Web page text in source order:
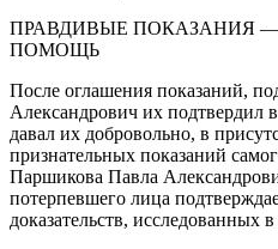
ПРАВДИВЫЕ ПОКАЗАНИЯ
ПОМОЩЬ
После оглашения показаний,
Александрович их подтвердил
давал их добровольно, в
признательных показаний
Паршикова Павла
потерпевшего лица
доказательств, исследованных